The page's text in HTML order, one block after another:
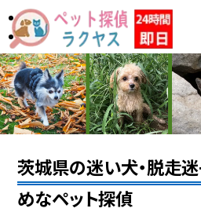
茨城県の迷い犬・脱走
めなペット探偵